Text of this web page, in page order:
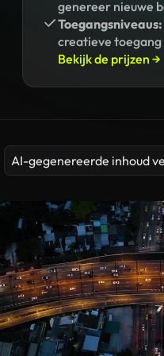
genereer nieuwe
Toegangsniveaus:
creatieve
Bekijk de prijzen →
AI-gegenereerde inhoud